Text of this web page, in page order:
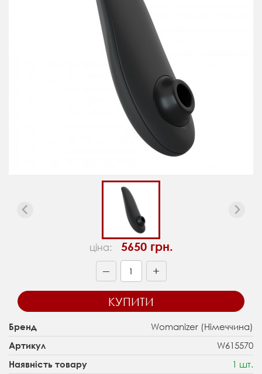
ціна: 5650 грн.
— +
КУПИТИ
Бренд Womanizer (Німеччина)
Артикул W615570
Наявність товару 1 шт.